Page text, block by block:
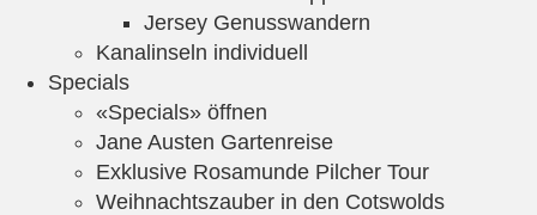
Jersey Genusswandern
Kanalinseln individuell
Specials
«Specials» öffnen
Jane Austen Gartenreise
Exklusive Rosamunde Pilcher Tour
Weihnachtszauber in den Cotswolds